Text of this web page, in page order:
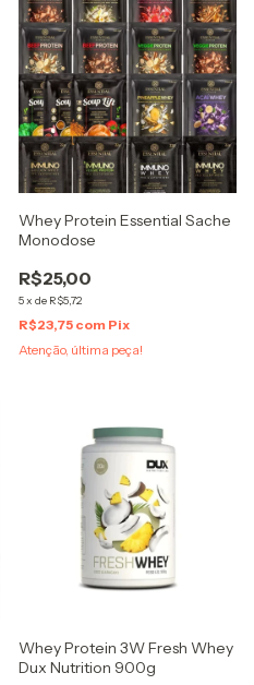
Whey Protein Essential Sache
Monodose
R$25,00
5x de R$5,72
R$23,75 com Pix
Atenção, última peça!
Whey Protein 3W Fresh Whey
Dux Nutrition 900g